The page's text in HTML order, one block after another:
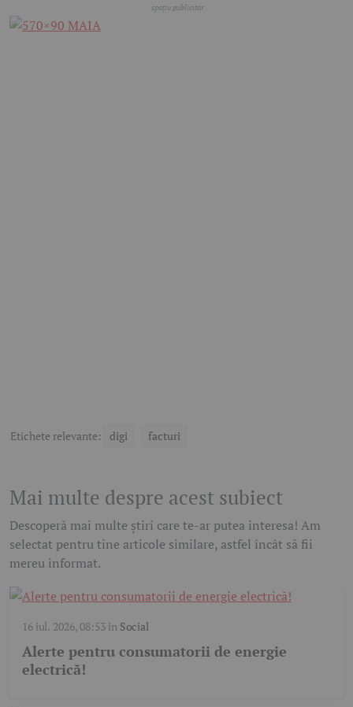
Etichete relevante: digi facturi
Mai multe despre acest subiect
Descoperă mai multe știri care te-ar putea interesa! Am
selectat pentru tine articole similare, astfel încât să fii
mereu informat.
16 iul. 2026, 08:53în Social
Alerte pentru consumatorii de energie
electrică!